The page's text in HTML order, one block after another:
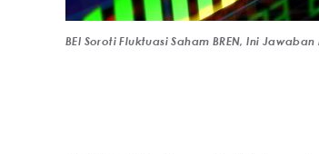
BEI Soroti Fluktuasi Saham BREN, Ini